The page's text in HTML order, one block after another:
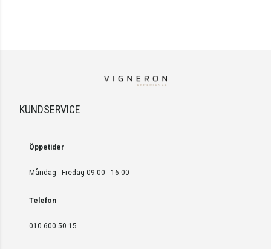
KUNDSERVICE
Öppetider
Måndag - Fredag 09:00 - 16:00
Telefon
010 600 50 15